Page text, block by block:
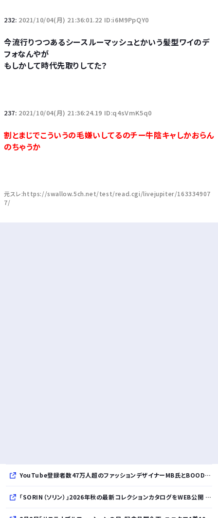
232: 2021/10/04(月) 21:36:01.22 ID:i6M9PpQY0
今流行りつつあるシースルーマッシュとかいう髪型ワイのデ
フォなんやが
もしかして時代先取りしてた？
237: 2021/10/04(月) 21:36:24.19 ID:q4sVmK5q0
割とまじでこういうの毛嫌いしてるのチー牛陰キャしかおらん
のちゃうか
元スレ:https://swallow.5ch.net/test/read.cgi/livejupiter/163334907
7/
YouTube登録者数47万人超のファッションデザイナーMB氏とBOODYがコラボレーション。極上の着心地を追求した別注Tシャツが8月12日発売開始
「SORIN（ソリン）」2026年秋の最新コレクションカタログをWEB公開 「Paradox in Neutral」をテーマに秩序と反逆が共存する世界観を表現